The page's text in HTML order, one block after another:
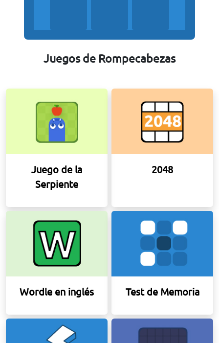
Juegos de Rompecabezas
Juego de la
Serpiente
2048
Wordle en inglés Test de Memoria